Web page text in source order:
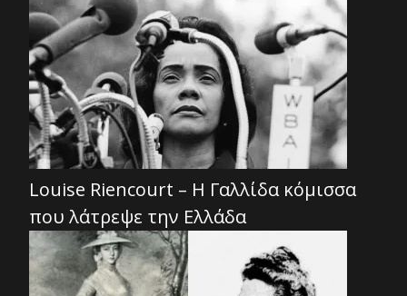
Louise Riencourt – Η Γαλλίδα κόμισσα
που λάτρεψε την Ελλάδα